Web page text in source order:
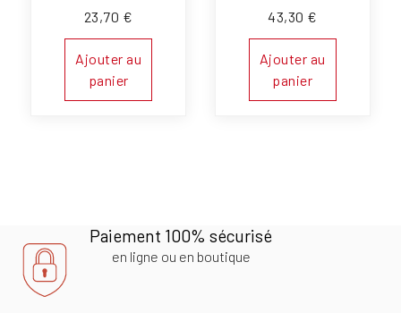
23,70 €
Ajouter au
panier
43,30 €
Ajouter au
panier
Paiement 100% sécurisé
en ligne ou en boutique